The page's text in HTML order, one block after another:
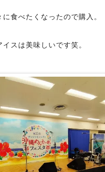
食べたくなったので購入。
スは美味しいです笑。